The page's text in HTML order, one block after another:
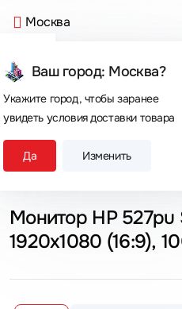
Москва
Ваш город: Москва?
Укажите город, чтобы заранее
увидеть условия доставки товара
Да Изменить
Сегодня покупают
Главная
Монитор HP 527pu
1920x1080 (16:9),